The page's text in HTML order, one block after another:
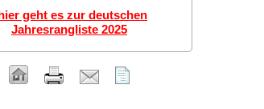
geht es zur deutschen
Jahresrangliste 2025